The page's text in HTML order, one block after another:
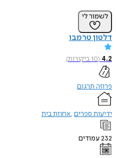
לשמור לי
דלטון טרמבו
4.2
(
10ביקורות)
פרוזה תרגום
ידיעות ספרים אחוזת בית
232עמודים